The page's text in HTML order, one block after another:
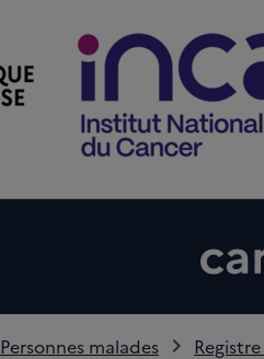
Personnes malades